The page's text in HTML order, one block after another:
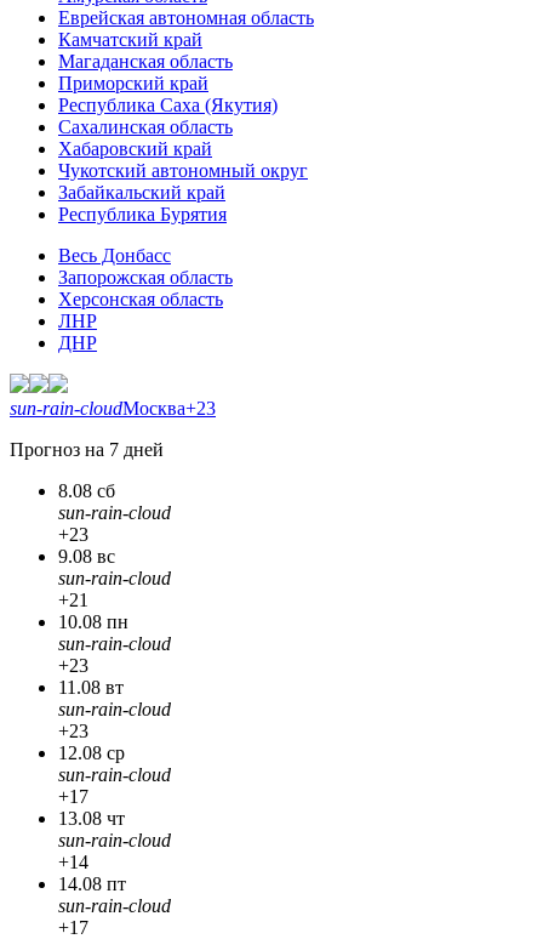
Еврейская автономная область
Камчатский край
Магаданская область
Приморский край
Республика Саха (Якутия)
Сахалинская область
Хабаровский край
Чукотский автономный округ
Забайкальский край
Республика Бурятия
Весь Донбасс
Запорожская область
Херсонская область
ЛНР
ДНР
sun-rain-cloudМосква+23
Прогноз на 7 дней
8.08 сб
sun-rain-cloud
+23
9.08 вс
sun-rain-cloud
+21
10.08 пн
sun-rain-cloud
+23
11.08 вт
sun-rain-cloud
+23
12.08 ср
sun-rain-cloud
+17
13.08 чт
sun-rain-cloud
+14
14.08 пт
sun-rain-cloud
+17